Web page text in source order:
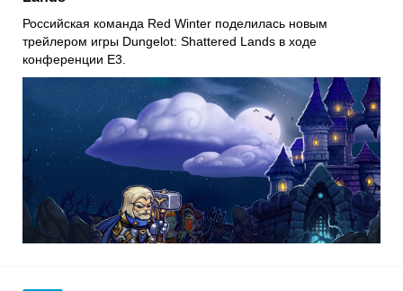
Российская команда Red Winter поделилась новым
трейлером игры Dungelot: Shattered Lands в ходе
конференции E3.